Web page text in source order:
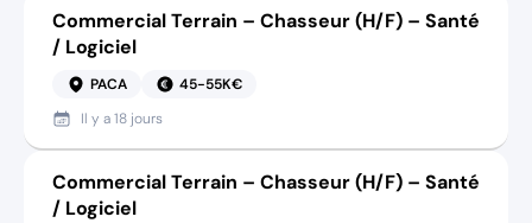
Commercial Terrain – Chasseur (H/F) – Santé
/ Logiciel
PACA
45-55K€
Il y a18 jours
Commercial Terrain – Chasseur (H/F) – Santé
/ Logiciel